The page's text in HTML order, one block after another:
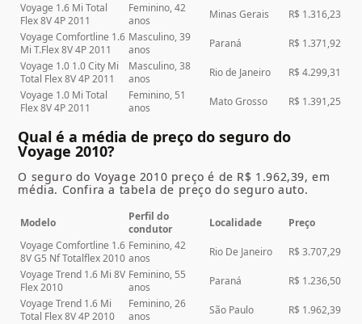
Voyage 1.6 Mi Total
Flex 8V 4P 2011
Feminino, 42
anos
Minas Gerais
R$ 1.316,23
Voyage Comfortline 1.6
Mi T.Flex 8V 4P 2011
Masculino, 39
anos
Paraná
R$ 1.371,92
Voyage 1.0 1.0 City Mi
Total Flex 8V 4P 2011
Masculino, 38
anos
Rio de Janeiro
R$ 4.299,31
Voyage 1.0 Mi Total
Flex 8V 4P 2011
Feminino, 51
anos
Mato Grosso R$ 1.391,25
Qual é a média de preço do seguro do
Voyage 2010?
O seguro do Voyage 2010 preço é de R$ 1.962,39, em
média. Confira a tabela de preço do seguro auto.
Modelo
Perfil do
condutor
Localidade
Preço
Voyage Comfortline 1.6
8V G5 Nf Totalflex 2010
Feminino, 42
anos
Rio De Janeiro
R$ 3.707,29
Voyage Trend 1.6 Mi 8V
Flex 2010
Feminino, 55
anos
Paraná
R$ 1.236,50
Voyage Trend 1.6 Mi
Total Flex 8V 4P 2010
Feminino, 26
anos
São Paulo
R$ 1.962,39